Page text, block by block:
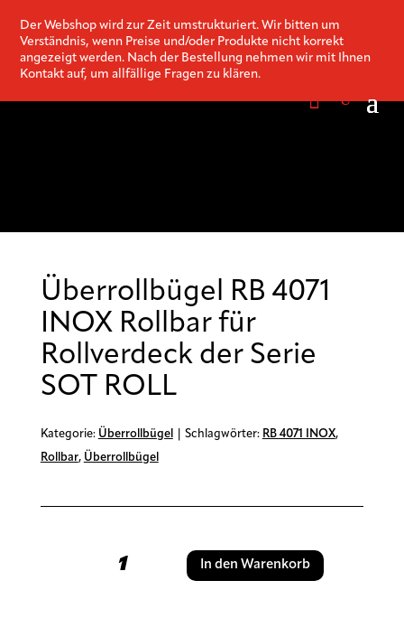
Der Webshop wird zur Zeit umstrukturiert. Wir bitten um
Verständnis, wenn Preise und/oder Produkte nicht korrekt
angezeigt werden. Nach der Bestellung nehmen wir mit Ihnen
Kontakt auf, um allfällige Fragen zu klären.
Überrollbügel RB 4071
INOX Rollbar für
Rollverdeck der Serie
SOT ROLL
Kategorie: Überrollbügel Schlagwörter: RB 4071 INOX,
Rollbar, Überrollbügel
In den Warenkorb